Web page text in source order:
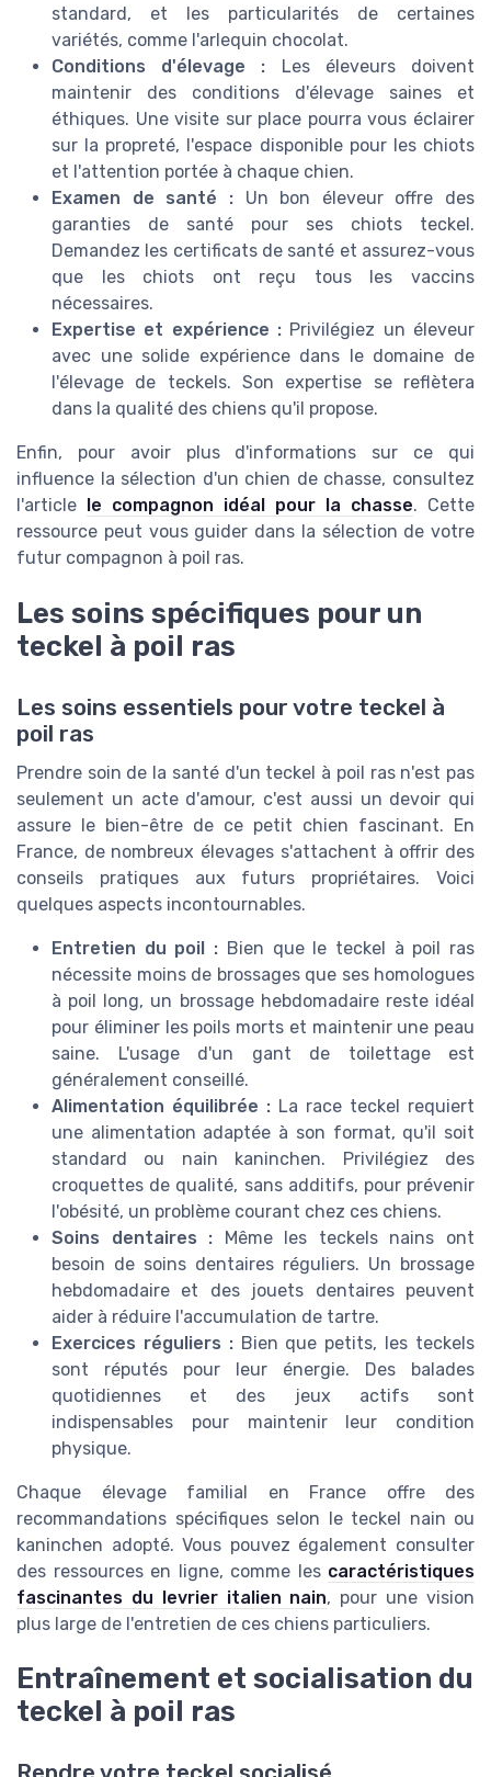
standard, et les particularités de certaines
variétés, comme l'arlequin chocolat.
Conditions d'élevage : Les éleveurs doivent
maintenir des conditions d'élevage saines et
éthiques. Une visite sur place pourra vous éclairer
sur la propreté, l'espace disponible pour les chiots
et l'attention portée à chaque chien.
Examen de santé :Un bon éleveur offre des
garanties de santé pour ses chiots teckel.
Demandez les certificats de santé et assurez-vous
que les chiots ont reçu tous les vaccins
nécessaires.
Expertise et expérience : Privilégiez un éleveur
avec une solide expérience dans le domaine de
l'élevage de teckels. Son expertise se reflètera
dans la qualité des chiens qu'il propose.
Enfin, pour avoir plus d'informations sur ce qui
influence la sélection d'un chien de chasse, consultez
l'article
le compagnon idéal pour la chasse. Cette
ressource peut vous guider dans la sélection de votre
futur compagnon à poil ras.
Les soins spécifiques pour un
teckel à poil ras
Les soins essentiels pour votre teckel à
poil ras
Prendre soin de la santé d'un teckel à poil ras n'est pas
seulement un acte d'amour, c'est aussi un devoir qui
assure le bien-être de ce petit chien fascinant. En
France, de nombreux élevages s'attachent à offrir des
conseils pratiques aux futurs propriétaires. Voici
quelques aspects incontournables.
Entretien du poil : Bien que le teckel à poil ras
nécessite moins de brossages que ses homologues
à poil long, un brossage hebdomadaire reste idéal
pour éliminer les poils morts et maintenir une peau
saine. L'usage d'un gant de toilettage est
généralement conseillé.
Alimentation équilibrée : La race teckel requiert
une alimentation adaptée à son format, qu'il soit
standard ou nain kaninchen. Privilégiez des
croquettes de qualité, sans additifs, pour prévenir
l'obésité, un problème courant chez ces chiens.
Soins dentaires : Même les teckels nains ont
besoin de soins dentaires réguliers. Un brossage
hebdomadaire et des jouets dentaires peuvent
aider à réduire l'accumulation de tartre.
Exercices réguliers :Bien que petits, les teckels
sont réputés pour leur énergie. Des balades
quotidiennes et des jeux actifs sont
indispensables pour maintenir leur condition
physique.
Chaque élevage familial en France offre des
recommandations spécifiques selon le teckel nain ou
kaninchen adopté. Vous pouvez également consulter
des ressources en ligne, comme les caractéristiques
fascinantes du levrier italien nain, pour une vision
plus large de l'entretien de ces chiens particuliers.
Entraînement et socialisation du
teckel à poil ras